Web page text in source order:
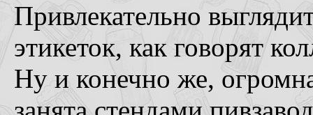
Привлекательно
этикеток, как говорят
Ну и конечно же,